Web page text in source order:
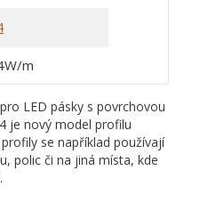
m
LED pásky s povrchovou
je nový model profilu
se například používají
polic či na jiná místa, kde